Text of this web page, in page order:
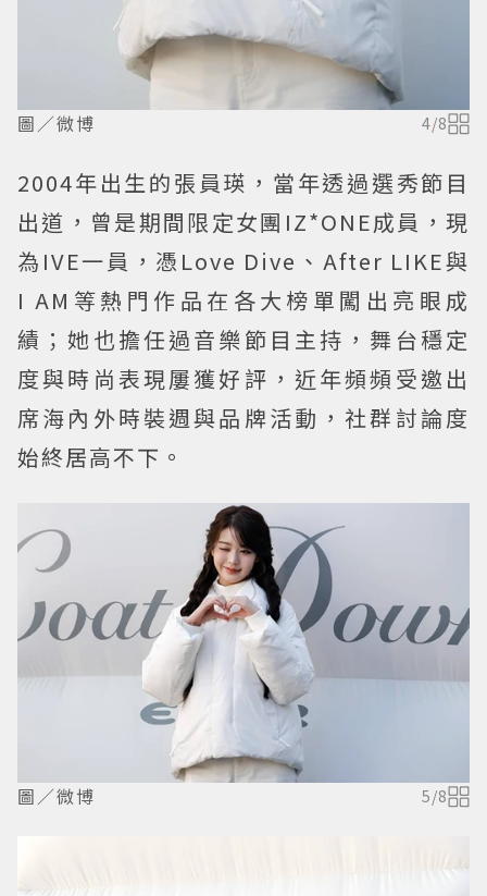
圖／微博 4/8
2004年出生的張員瑛，當年透過選秀節目
出道，曾是期間限定女團IZ*ONE成員，現
為IVE一員，憑Love Dive、After LIKE與
I AM等熱門作品在各大榜單闖出亮眼成
績；她也擔任過音樂節目主持，舞台穩定
度與時尚表現屢獲好評，近年頻頻受邀出
席海內外時裝週與品牌活動，社群討論度
始終居高不下。
圖／微博 5/8